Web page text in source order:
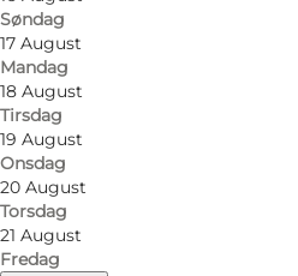
Søndag
17 August
Mandag
18 August
Tirsdag
19 August
Onsdag
20 August
Torsdag
21 August
Fredag
facebook
Læs mere